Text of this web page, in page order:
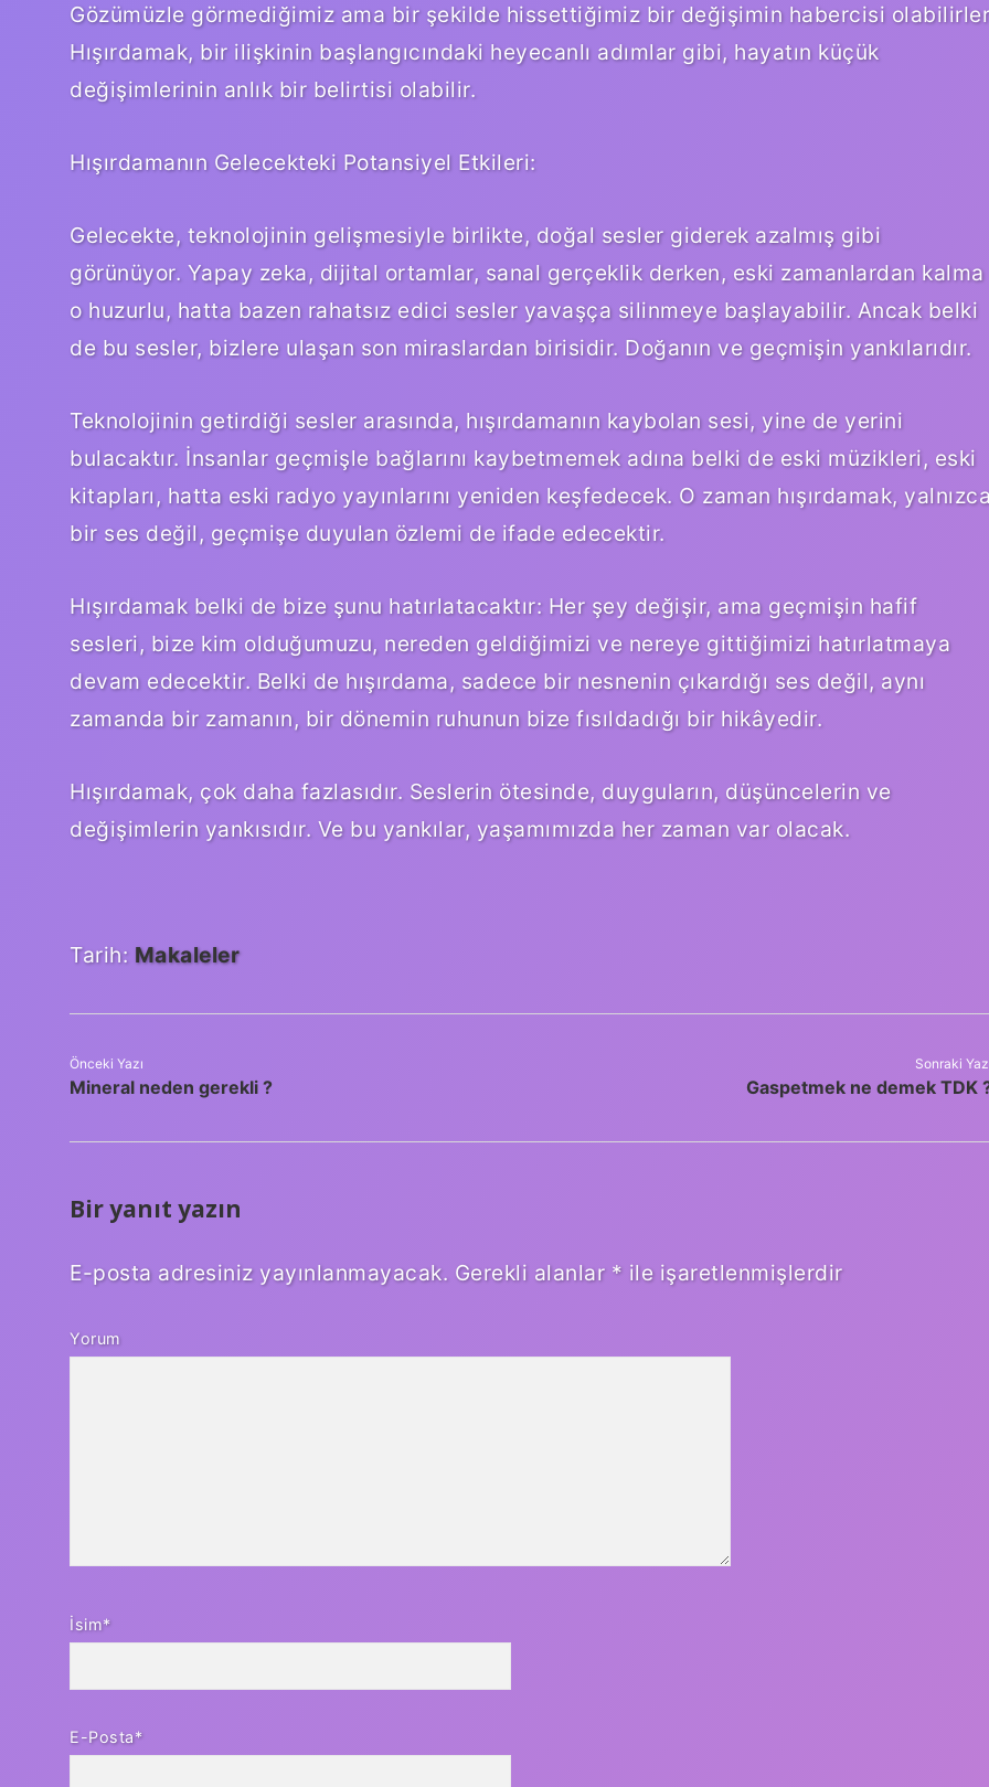
Gözümüzle görmediğimiz ama bir şekilde hissettiğimiz bir değişimin habercisi
Hışırdamak, bir ilişkinin başlangıcındaki heyecanlı adımlar gibi, hayatın küçük
değişimlerinin anlık bir belirtisi olabilir.
Hışırdamanın Gelecekteki Potansiyel Etkileri:
Gelecekte, teknolojinin gelişmesiyle birlikte, doğal sesler giderek azalmış gibi
görünüyor. Yapay zeka, dijital ortamlar, sanal gerçeklik derken, eski zamanlardan kalma
o huzurlu, hatta bazen rahatsız edici sesler yavaşça silinmeye başlayabilir. Ancak belki
de bu sesler, bizlere ulaşan son miraslardan birisidir. Doğanın ve geçmişin yankılarıdır.
Teknolojinin getirdiği sesler arasında, hışırdamanın kaybolan sesi, yine de yerini
bulacaktır. İnsanlar geçmişle bağlarını kaybetmemek adına belki de eski müzikleri, eski
kitapları, hatta eski radyo yayınlarını yeniden keşfedecek. O zaman hışırdamak,
bir ses değil, geçmişe duyulan özlemi de ifade edecektir.
Hışırdamak belki de bize şunu hatırlatacaktır: Her şey değişir, ama geçmişin hafif
sesleri, bize kim olduğumuzu, nereden geldiğimizi ve nereye gittiğimizi hatırlatmaya
devam edecektir. Belki de hışırdama, sadece bir nesnenin çıkardığı ses değil, aynı
zamanda bir zamanın, bir dönemin ruhunun bize fısıldadığı bir hikâyedir.
Hışırdamak, çok daha fazlasıdır. Seslerin ötesinde, duyguların, düşüncelerin ve
değişimlerin yankısıdır. Ve bu yankılar, yaşamımızda her zaman var olacak.
Tarih: Makaleler
Önceki Yazı
Mineral neden gerekli ?
Sonraki
Gaspetmek ne demek TDK
Bir yanıt yazın
E-posta adresiniz yayınlanmayacak. Gerekli alanlar * ile işaretlenmişlerdir
Yorum
İsim*
E-Posta*